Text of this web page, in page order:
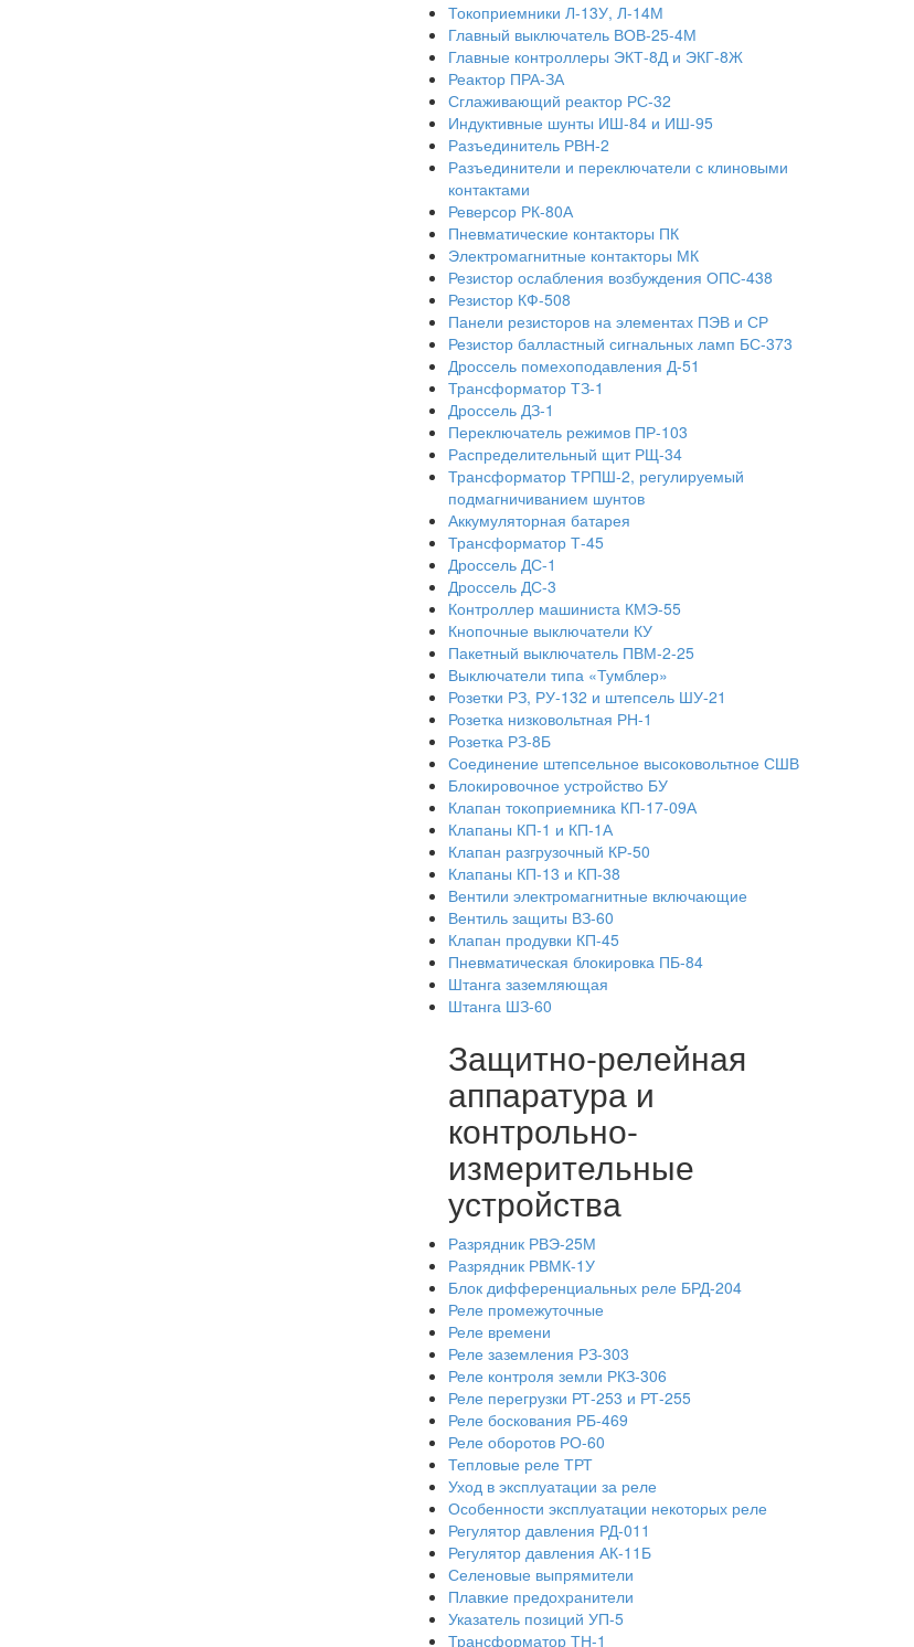
Токоприемники Л-13У, Л-14М
Главный выключатель ВОВ-25-4М
Главные контроллеры ЭКТ-8Д и ЭКГ-8Ж
Реактор ПРА-ЗА
Сглаживающий реактор РС-32
Индуктивные шунты ИШ-84 и ИШ-95
Разъединитель РВН-2
Разъединители и переключатели с клиновыми
контактами
Реверсор РК-80А
Пневматические контакторы ПК
Электромагнитные контакторы МК
Резистор ослабления возбуждения ОПС-438
Резистор КФ-508
Панели резисторов на элементах ПЭВ и СР
Резистор балластный сигнальных ламп БС-373
Дроссель помехоподавления Д-51
Трансформатор ТЗ-1
Дроссель ДЗ-1
Переключатель режимов ПР-103
Распределительный щит РЩ-34
Трансформатор ТРПШ-2, регулируемый
подмагничиванием шунтов
Аккумуляторная батарея
Трансформатор Т-45
Дроссель ДС-1
Дроссель ДС-3
Контроллер машиниста КМЭ-55
Кнопочные выключатели КУ
Пакетный выключатель ПВМ-2-25
Выключатели типа «Тумблер»
Розетки РЗ, РУ-132 и штепсель ШУ-21
Розетка низковольтная РН-1
Розетка РЗ-8Б
Соединение штепсельное высоковольтное СШВ
Блокировочное устройство БУ
Клапан токоприемника КП-17-09А
Клапаны КП-1 и КП-1А
Клапан разгрузочный КР-50
Клапаны КП-13 и КП-38
Вентили электромагнитные включающие
Вентиль защиты ВЗ-60
Клапан продувки КП-45
Пневматическая блокировка ПБ-84
Штанга заземляющая
Штанга ШЗ-60
Защитно-релейная
аппаратура и
контрольно-
измерительные
устройства
Разрядник РВЭ-25М
Разрядник РВМК-1У
Блок дифференциальных реле БРД-204
Реле промежуточные
Реле времени
Реле заземления РЗ-303
Реле контроля земли РКЗ-306
Реле перегрузки РТ-253 и РТ-255
Реле боскования РБ-469
Реле оборотов РО-60
Тепловые реле ТРТ
Уход в эксплуатации за реле
Особенности эксплуатации некоторых реле
Регулятор давления РД-011
Регулятор давления АК-11Б
Селеновые выпрямители
Плавкие предохранители
Указатель позиций УП-5
Трансформатор ТН-1